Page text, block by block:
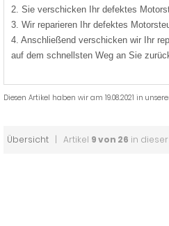
2. Sie verschicken Ihr defektes
3. Wir reparieren Ihr defektes
4. Anschließend verschicken wir Ihr
auf dem schnellsten Weg an Sie
Diesen Artikel haben wir am 19.08.2021 in
Übersicht | Artikel 9 von 26 in